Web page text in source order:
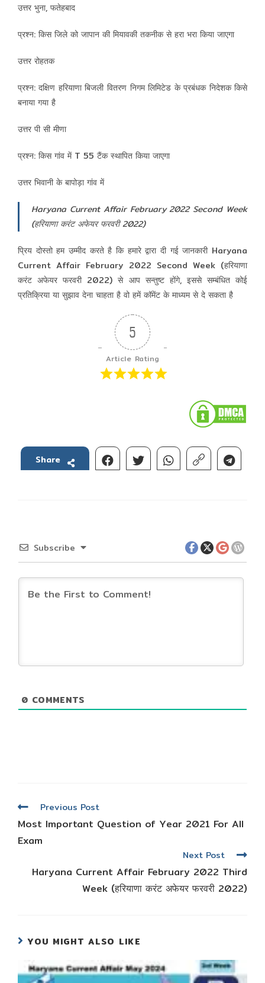
उत्तर भुना, फतेहबाद
प्रश्न: किस जिले को जापान की मियावकी तकनीक से हरा भरा किया जाएगा
उत्तर रोहतक
प्रश्न: दक्षिण हरियाणा बिजली वितरण निगम लिमिटेड के प्रबंधक निदेशक किसे
बनाया गया है
उत्तर पी सी मीणा
प्रश्न: किस गांव में T 55 टैंक स्थापित किया जाएगा
उत्तर भिवानी के बापोड़ा गांव में
Haryana Current Affair February 2022 Second Week
(हरियाणा करंट अफेयर फरवरी 2022)
प्रिय दोस्तो हम उम्मीद करते है कि हमारे द्वारा दी गई जानकारी Haryana
Current Affair February 2022 Second Week (हरियाणा
करंट अफेयर फरवरी 2022) से आप सन्तुष्ट होंगे, इससे सम्बंधित कोई
प्रतिक्रिया या सुझाव देना चाहता है वो हमें कॉमेंट के माध्यम से दे सकता है
5
Article Rating
Share
Subscribe
0 COMMENTS
Read
articles
Previous Post
Most Important Question of Year 2021 For All
Exam
Next Post
Haryana Current Affair February 2022 Third
Week (हरियाणा करंट अफेयर फरवरी 2022)
YOU MIGHT ALSO LIKE